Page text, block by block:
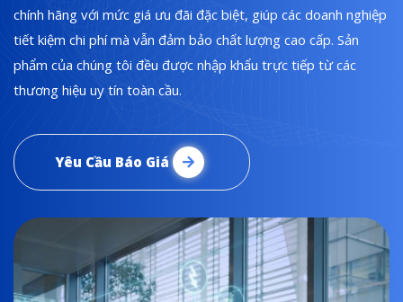
chính hãng với mức giá ưu đãi đặc biệt, giúp các doanh nghiệp
tiết kiệm chi phí mà vẫn đảm bảo chất lượng cao cấp. Sản
phẩm của chúng tôi đều được nhập khẩu trực tiếp từ các
thương hiệu uy tín toàn cầu.
Yêu Cầu Báo Giá